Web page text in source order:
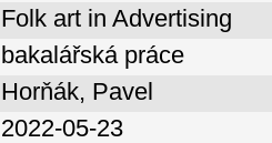
Folk art in Advertising
bakalářská práce
Horňák, Pavel
2022-05-23